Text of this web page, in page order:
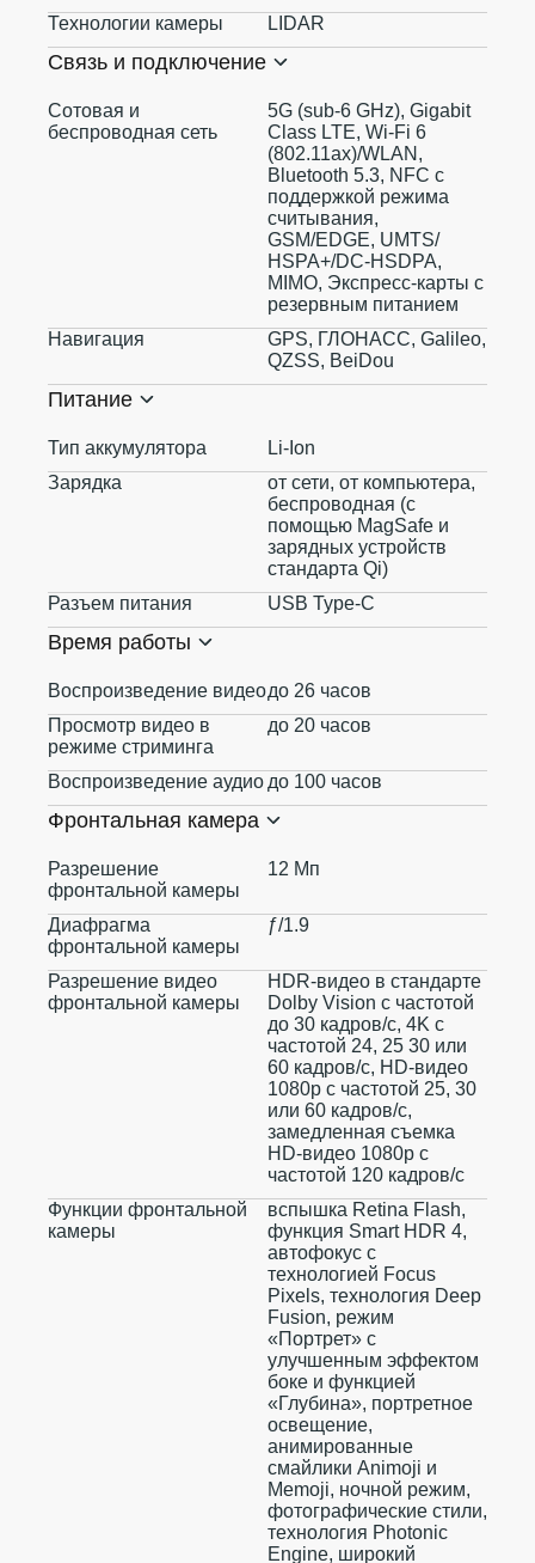
Технологии камеры
LIDAR
Связь и подключение
Сотовая и
беспроводная сеть
5G (sub‑6 GHz), Gigabit
Class LTE, Wi‑Fi 6
(802.11ax)/WLAN,
Bluetooth 5.3, NFC с
поддержкой режима
считывания,
GSM/EDGE, UMTS/​
HSPA+/​DC-HSDPA,
MIMO, Экспресс‑карты с
резервным питанием
Навигация
GPS, ГЛОНАСС, Galileo,
QZSS, BeiDou
Питание
Тип аккумулятора
Li-Ion
Зарядка
от сети, от компьютера,
беспроводная (с
помощью MagSafe и
зарядных устройств
стандарта Qi)
Разъем питания
USB Type-C
Время работы
Воспроизведение видеодо 26 часов
Просмотр видео в
режиме стриминга
до 20 часов
Воспроизведение аудио до 100 часов
Фронтальная камера
Разрешение
фронтальной камеры
12 Мп
Диафрагма
фронтальной камеры
ƒ/1.9
Разрешение видео
фронтальной камеры
HDR‑видео в стандарте
Dolby Vision с частотой
до 30 кадров/с, 4K с
частотой 24, 25 30 или
60 кадров/с, HD-видео
1080p с частотой 25, 30
или 60 кадров/с,
замедленная съемка
HD-видео 1080p с
частотой 120 кадров/с
Функции фронтальной
камеры
вспышка Retina Flash,
функция Smart HDR 4,
автофокус с
технологией Focus
Pixels, технология Deep
Fusion, режим
«Портрет» с
улучшенным эффектом
боке и функцией
«Глубина», портретное
освещение,
анимированные
смайлики Animoji и
Memoji, ночной режим,
фотографические стили,
технология Photonic
Engine, широкий